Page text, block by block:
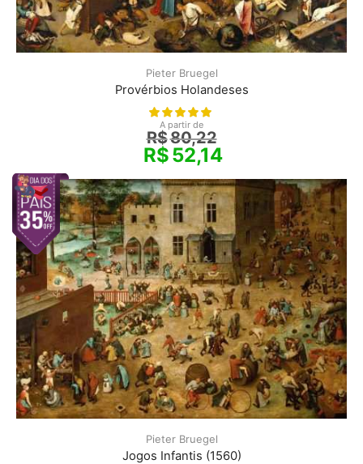
Pieter Bruegel
Provérbios Holandeses
A partir de
R$80,22
R$52,14
Pieter Bruegel
Jogos Infantis (1560)